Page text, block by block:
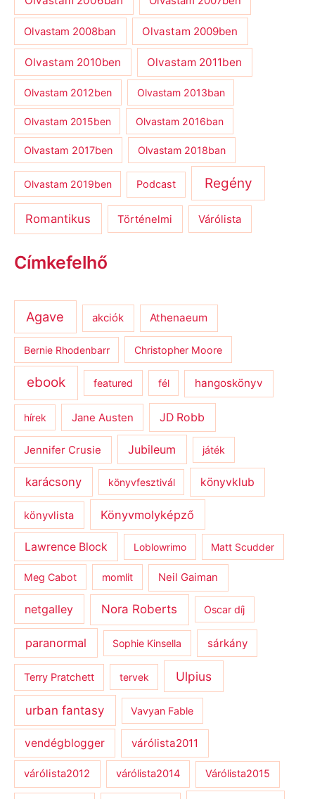
Olvastam 2008ban Olvastam 2009ben
Olvastam 2010ben Olvastam 2011ben
Olvastam 2012ben Olvastam 2013ban
Olvastam 2015ben Olvastam 2016ban
Olvastam 2017ben Olvastam 2018ban
Olvastam 2019ben Podcast Regény
Romantikus Történelmi Várólista
Címkefelhő
Agave akciók Athenaeum
Bernie Rhodenbarr Christopher Moore
ebook featured fél hangoskönyv
hírek Jane Austen JD Robb
Jennifer Crusie Jubileum játék
karácsony könyvfesztivál könyvklub
könyvlista Könyvmolyképző
Lawrence Block Loblowrimo Matt Scudder
Meg Cabot momlit Neil Gaiman
netgalley Nora Roberts Oscar díj
paranormal Sophie Kinsella sárkány
Terry Pratchett tervek Ulpius
urban fantasy Vavyan Fable
vendégblogger várólista2011
várólista2012 várólista2014 Várólista2015